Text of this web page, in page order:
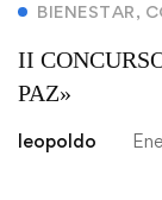
BIENESTAR,
II
PAZ»
leopoldo